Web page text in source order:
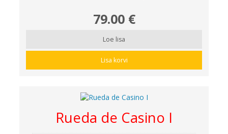
79.00 €
Loe lisa
Lisa korvi
Rueda de Casino I